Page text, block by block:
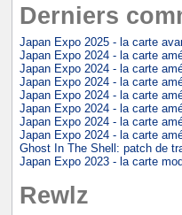
Derniers
Japan Expo 2025 - la carte
Japan Expo 2024 - la carte
Japan Expo 2024 - la carte
Japan Expo 2024 - la carte
Japan Expo 2024 - la carte
Japan Expo 2024 - la carte
Japan Expo 2024 - la carte
Japan Expo 2024 - la carte
Ghost In The Shell: patch de
Japan Expo 2023 - la carte
Rewlz